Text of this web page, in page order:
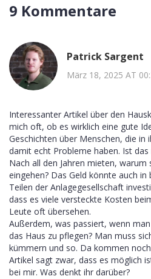
9 Kommentare
Patrick Sargent
März 18, 2025 AT
Interessanter Artikel über den
mich oft, ob es wirklich eine gute
Geschichten über Menschen, die in
damit echt Probleme haben. Ist
Nach all den Jahren mieten, warum
eingehen? Das Geld könnte auch
Teilen der Anlagegesellschaft
dass es viele versteckte Kosten
Leute oft übersehen.
Außerdem, was passiert, wenn
das Haus zu pflegen? Man muss
kümmern und so. Da kommen
Artikel sagt zwar, dass es möglich
bei mir. Was denkt ihr darüber?